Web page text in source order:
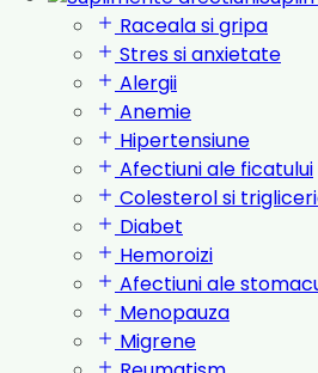
Raceala si gripa
Stres si anxietate
Alergii
Anemie
Hipertensiune
Afectiuni ale ficatului
Colesterol si
Diabet
Hemoroizi
Afectiuni ale
Menopauza
Migrene